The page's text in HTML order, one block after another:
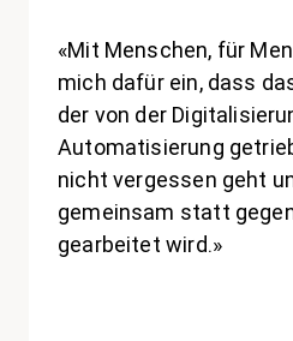
«Mit Menschen, für
mich dafür ein, dass
der von der
Automatisierung
nicht vergessen geht
gemeinsam statt
gearbeitet wird.»